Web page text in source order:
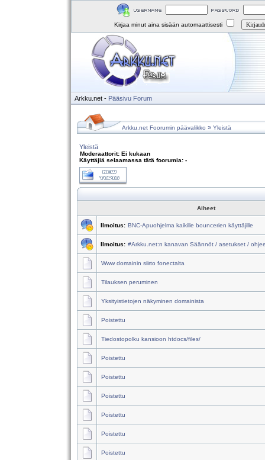
Kirjaa minut aina sisään automaattisesti
Arkku.net - Pääsivu Forum
Arkku.net Foorumin päävalikko » Yleistä
Yleistä
Moderaattorit: Ei kukaan
Käyttäjiä selaamassa tätä foorumia: -
Aiheet
Ilmoitus: BNC-Apuohjelma kaikille bouncerien käyttäjille
Ilmoitus: #Arkku.net:n kanavan Säännöt / asetukset /
Www domainin siirto fonectalta
Tilauksen peruminen
Yksityistietojen näkyminen domainista
Poistettu
Tiedostopolku kansioon htdocs/files/
Poistettu
Poistettu
Poistettu
Poistettu
Poistettu
Poistettu